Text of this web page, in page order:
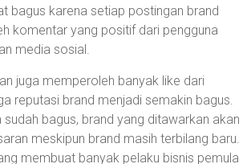
bagus karena setiap postingan brand
komentar yang positif dari pengguna
media sosial.
juga memperoleh banyak like dari
reputasi brand menjadi semakin bagus.
sudah bagus, brand yang ditawarkan akan
meskipun brand masih terbilang baru.
membuat banyak pelaku bisnis pemula